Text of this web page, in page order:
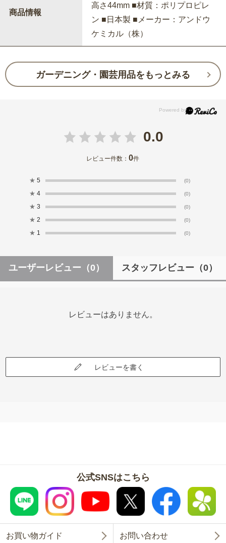
商品情報
高さ44mm ■材質：ポリプロピレ
ン ■日本製 ■メーカー：アンドウ
ケミカル（株）
ガーデニング・園芸用品をもっとみる
0.0
レビュー件数：0件
★ 5 (0)
★ 4 (0)
★ 3 (0)
★ 2 (0)
★ 1 (0)
ユーザーレビュー （0） スタッフレビュー （0）
レビューはありません。
レビューを書く
公式SNSはこちら
お買い物ガイド お問い合わせ